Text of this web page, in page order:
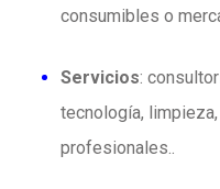
consumibles o
Servicios:
tecnología,
profesionales..